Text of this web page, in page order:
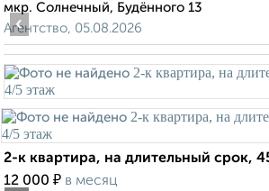
мкр. Солнечный, Будённого 13
Агентство, 05.08.2026
‹
2-к квартира, на длительный срок,
12 000 ₽ в месяц